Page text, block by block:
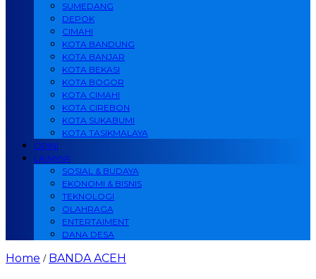
SUMEDANG
DEPOK
CIMAHI
KOTA BANDUNG
KOTA BANJAR
KOTA BEKASI
KOTA BOGOR
KOTA CIMAHI
KOTA CIREBON
KOTA SUKABUMI
KOTA TASIKMALAYA
OPINI
LAINNYA
SOSIAL & BUDAYA
EKONOMI & BISNIS
TEKNOLOGI
OLAHRAGA
ENTERTAIMENT
DANA DESA
Home / BANDA ACEH